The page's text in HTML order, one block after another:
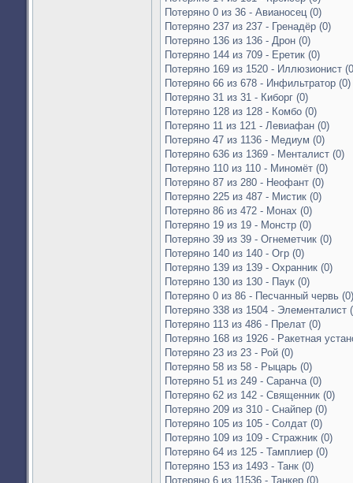
Потеряно 0 из 36 - Авианосец (0)
Потеряно 237 из 237 - Гренадёр (0)
Потеряно 136 из 136 - Дрон (0)
Потеряно 144 из 709 - Еретик (0)
Потеряно 169 из 1520 - Иллюзионист
Потеряно 66 из 678 - Инфильтратор (0)
Потеряно 31 из 31 - Киборг (0)
Потеряно 128 из 128 - Комбо (0)
Потеряно 11 из 121 - Левиафан (0)
Потеряно 47 из 1136 - Медиум (0)
Потеряно 636 из 1369 - Менталист (0)
Потеряно 110 из 110 - Миномёт (0)
Потеряно 87 из 280 - Неофант (0)
Потеряно 225 из 487 - Мистик (0)
Потеряно 86 из 472 - Монах (0)
Потеряно 19 из 19 - Монстр (0)
Потеряно 39 из 39 - Огнеметчик (0)
Потеряно 140 из 140 - Огр (0)
Потеряно 139 из 139 - Охранник (0)
Потеряно 130 из 130 - Паук (0)
Потеряно 0 из 86 - Песчанный червь (0)
Потеряно 338 из 1504 - Элементалист
Потеряно 113 из 486 - Прелат (0)
Потеряно 168 из 1926 - Ракетная
Потеряно 23 из 23 - Рой (0)
Потеряно 58 из 58 - Рыцарь (0)
Потеряно 51 из 249 - Саранча (0)
Потеряно 62 из 142 - Священник (0)
Потеряно 209 из 310 - Снайпер (0)
Потеряно 105 из 105 - Солдат (0)
Потеряно 109 из 109 - Стражник (0)
Потеряно 64 из 125 - Тамплиер (0)
Потеряно 153 из 1493 - Танк (0)
Потеряно 6 из 11536 - Танкер (0)